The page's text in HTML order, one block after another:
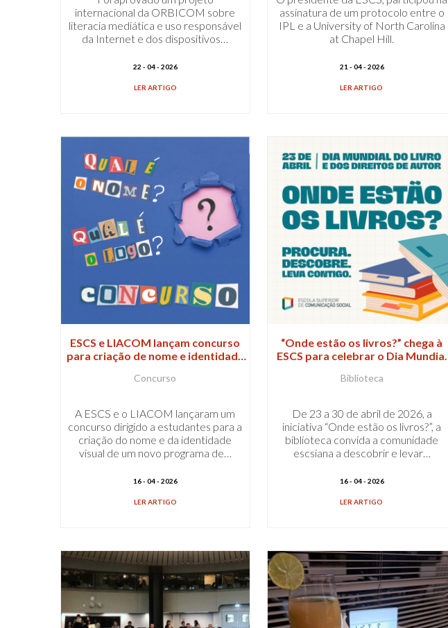
internacional da ORBICOM sobre
literacia mediática e uso responsável
da Internet e dos dispositivos…
22 - 04 - 2026
LER ARTIGO
assinatura de um protocolo entre o
IPL e a University of North Carolina
at Chapel Hill.
21 - 04 - 2026
LER ARTIGO
ESCS e LIACOM lançam concurso
para criação de nome e identidade
Concurso
A ESCS e o LIACOM lançaram um
concurso dirigido a estudantes para a
criação do nome e da identidade
visual de um novo programa de…
16 - 04 - 2026
LER ARTIGO
“Onde estão os livros?” chega à
ESCS para celebrar o Dia Mundial
Biblioteca
De 23 a 30 de abril de 2026, a
iniciativa “Onde estão os livros?”, a
biblioteca convida a comunidade
escsiana a descobrir e levar…
16 - 04 - 2026
LER ARTIGO